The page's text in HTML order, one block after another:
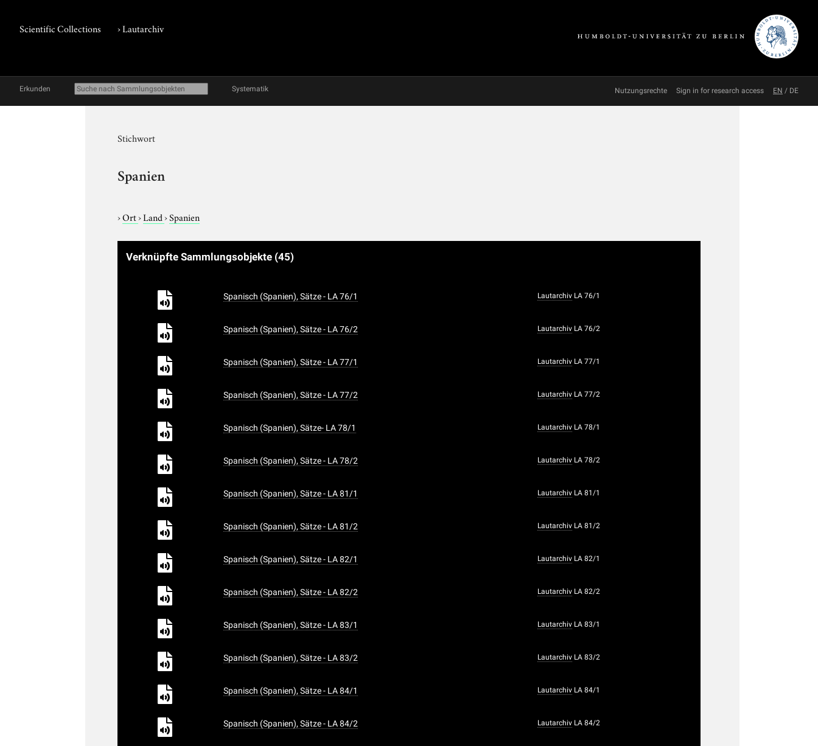
Scientific Collections ›Lautarchiv
Erkunden Systematik Nutzungsrechte Sign in for research access EN / DE
Stichwort
Spanien
›Ort›Land›Spanien
Verknüpfte Sammlungsobjekte (45)
Spanisch (Spanien), Sätze - LA 76/1 Lautarchiv LA 76/1
Spanisch (Spanien), Sätze - LA 76/2 Lautarchiv LA 76/2
Spanisch (Spanien), Sätze - LA 77/1 Lautarchiv LA 77/1
Spanisch (Spanien), Sätze - LA 77/2 Lautarchiv LA 77/2
Spanisch (Spanien), Sätze- LA 78/1 Lautarchiv LA 78/1
Spanisch (Spanien), Sätze - LA 78/2 Lautarchiv LA 78/2
Spanisch (Spanien), Sätze - LA 81/1 Lautarchiv LA 81/1
Spanisch (Spanien), Sätze - LA 81/2 Lautarchiv LA 81/2
Spanisch (Spanien), Sätze - LA 82/1 Lautarchiv LA 82/1
Spanisch (Spanien), Sätze - LA 82/2 Lautarchiv LA 82/2
Spanisch (Spanien), Sätze - LA 83/1 Lautarchiv LA 83/1
Spanisch (Spanien), Sätze - LA 83/2 Lautarchiv LA 83/2
Spanisch (Spanien), Sätze - LA 84/1 Lautarchiv LA 84/1
Spanisch (Spanien), Sätze - LA 84/2 Lautarchiv LA 84/2